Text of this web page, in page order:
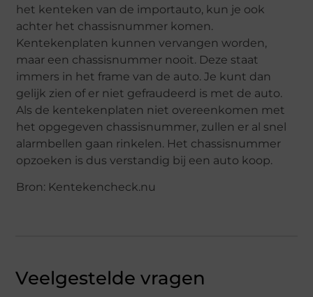
het kenteken van de importauto, kun je ook
achter het chassisnummer komen.
Kentekenplaten kunnen vervangen worden,
maar een chassisnummer nooit. Deze staat
immers in het frame van de auto. Je kunt dan
gelijk zien of er niet gefraudeerd is met de auto.
Als de kentekenplaten niet overeenkomen met
het opgegeven chassisnummer, zullen er al snel
alarmbellen gaan rinkelen. Het chassisnummer
opzoeken is dus verstandig bij een auto koop.
Bron: Kentekencheck.nu
Veelgestelde vragen